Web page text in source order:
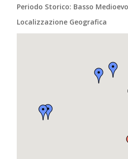
Periodo Storico: Basso Medioevo
Localizzazione Geografica